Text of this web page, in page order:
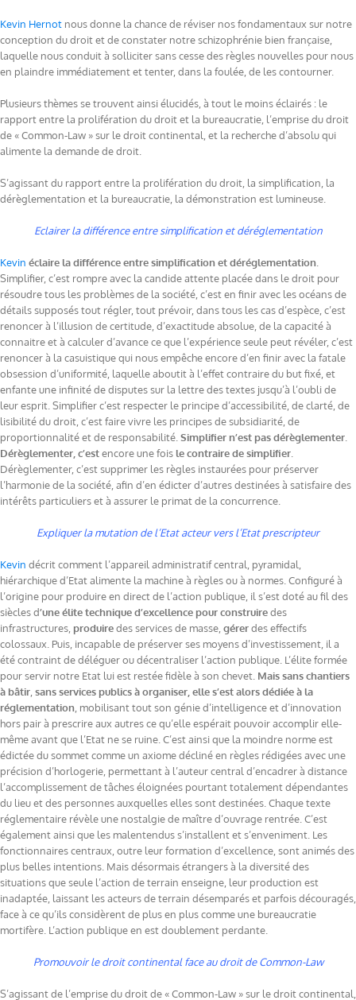
Kevin Hernot nous donne la chance de réviser nos fondamentaux sur notre
conception du droit et de constater notre schizophrénie bien française,
laquelle nous conduit à solliciter sans cesse des règles nouvelles pour nous
en plaindre immédiatement et tenter, dans la foulée, de les contourner.
Plusieurs thèmes se trouvent ainsi élucidés, à tout le moins éclairés : le
rapport entre la prolifération du droit et la bureaucratie, l’emprise du droit
de « Common-Law » sur le droit continental, et la recherche d’absolu qui
alimente la demande de droit.
S’agissant du rapport entre la prolifération du droit, la simplification, la
dérèglementation et la bureaucratie, la démonstration est lumineuse.
Eclairer la différence entre simplification et déréglementation
Kevin éclaire la différence entre simplification et déréglementation
Simplifier, c’est rompre avec la candide attente placée dans le droit pour
résoudre tous les problèmes de la société, c’est en finir avec les océans de
détails supposés tout régler, tout prévoir, dans tous les cas d’espèce, c’est
renoncer à l’illusion de certitude, d’exactitude absolue, de la capacité à
connaitre et à calculer d’avance ce que l’expérience seule peut révéler, c’est
renoncer à la casuistique qui nous empêche encore d’en finir avec la fatale
obsession d’uniformité, laquelle aboutit à l’effet contraire du but fixé, et
enfante une infinité de disputes sur la lettre des textes jusqu’à l’oubli de
leur esprit. Simplifier c’est respecter le principe d’accessibilité, de clarté, de
lisibilité du droit, c’est faire vivre les principes de subsidiarité, de
proportionnalité et de responsabilité. Simplifier n’est pas dérèglementer
Dérèglementer, c’estencore une fois le contraire de simplifier
Dérèglementer, c’est supprimer les règles instaurées pour préserver
l’harmonie de la société, afin d’en édicter d’autres destinées à satisfaire des
intérêts particuliers et à assurer le primat de la concurrence.
Expliquer la mutation de l’Etat acteur vers l’Etat prescripteur
Kevin décrit comment l’appareil administratif central, pyramidal,
hiérarchique d’Etat alimente la machine à règles ou à normes. Configuré à
l’origine pour produire en direct de l’action publique, il s’est doté au fil des
siècles d’une élite technique d’excellence pour construiredes
infrastructures, produiredes services de masse, gérerdes effectifs
colossaux. Puis, incapable de préserver ses moyens d’investissement, il a
été contraint de déléguer ou décentraliser l’action publique. L’élite formée
pour servir notre Etat lui est restée fidèle à son chevet. Mais sans chantiers
à bâtir sans services publics à organiser, elle s’est alors dédiée à la
réglementation , mobilisant tout son génie d’intelligence et d’innovation
hors pair à prescrire aux autres ce qu’elle espérait pouvoir accomplir elle-
même avant que l’Etat ne se ruine. C’est ainsi que la moindre norme est
édictée du sommet comme un axiome décliné en règles rédigées avec une
précision d’horlogerie, permettant à l’auteur central d’encadrer à distance
l’accomplissement de tâches éloignées pourtant totalement dépendantes
du lieu et des personnes auxquelles elles sont destinées. Chaque texte
réglementaire révèle une nostalgie de maître d’ouvrage rentrée. C’est
également ainsi que les malentendus s’installent et s’enveniment. Les
fonctionnaires centraux, outre leur formation d’excellence, sont animés des
plus belles intentions. Mais désormais étrangers à la diversité des
situations que seule l’action de terrain enseigne, leur production est
inadaptée, laissant les acteurs de terrain désemparés et parfois découragés,
face à ce qu’ils considèrent de plus en plus comme une bureaucratie
mortifère. L’action publique en est doublement perdante.
Promouvoir le droit continental face au droit de Common-Law
S’agissant de l’emprise du droit de « Common-Law » sur le droit continental,